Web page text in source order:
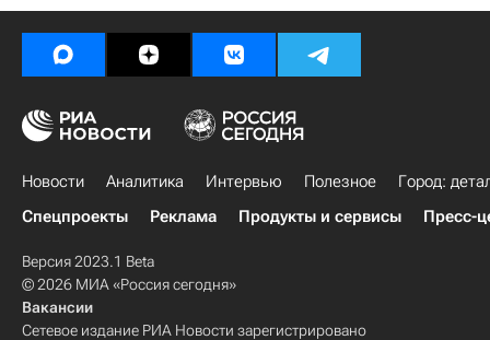
Новости Аналитика Интервью Полезное
Город:
Спецпроекты
Реклама Продукты и сервисы Пресс-
Версия 2023.1 Beta
© 2026 МИА «Россия сегодня»
Вакансии
Сетевое издание РИА Новости зарегистрировано